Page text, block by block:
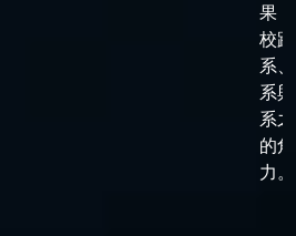
果
校跟
系
系
系
的角
力